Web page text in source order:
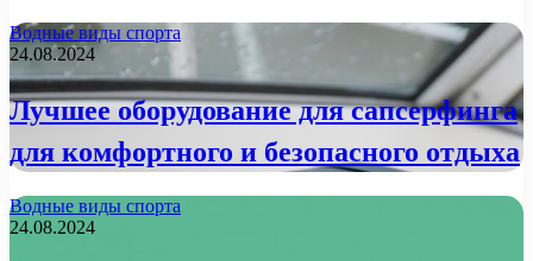
Водные виды спорта
24.08.2024
Лучшее оборудование для сапсерфинга
для комфортного и безопасного отдыха
Водные виды спорта
24.08.2024